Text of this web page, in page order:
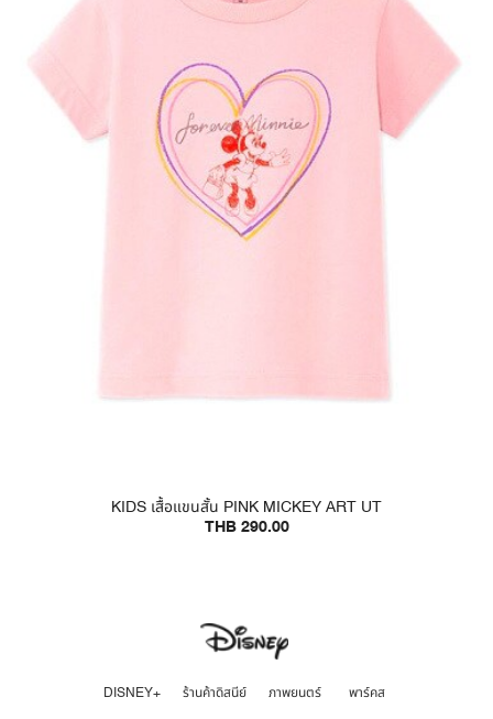
KIDS เสื้อแขนสั้น PINK MICKEY ART UT
THB 290.00
DISNEY+ ร้านค้าดิสนีย์ ภาพยนตร์ พาร์คส